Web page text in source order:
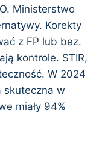
Ministerstwo
Korekty
z FP lub bez.
kontrole. STIR,
W 2024
skuteczna w
miały 94%